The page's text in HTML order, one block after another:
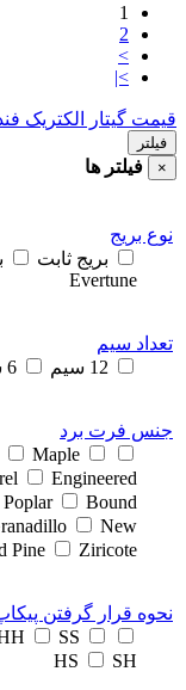
1
2
>
>|
قیمت گیتار الکتریک
فیلتر
×
فیلتر ها
نوع بریج
بریج ثابت
Evertune
تعداد سیم
جنس فرت برد
Maple
Engineered
Poplar
Bound
New
Pine
Ziricote
نحوه قرار گرفتن
SS
HS
SH